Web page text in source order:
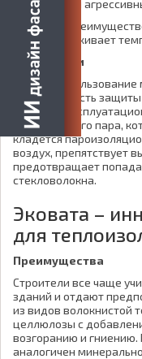
воздействия
Еще одно
типа выдерживает
Недостатки
Однако
необходимость
потеряла
естественного пара,
кладется
воздух, препятствует
предотвращает
стекловолокна.
Эковата –
для
Преимущества
Строители все чаще
зданий и отдают
из видов волокнистой
целлюлозы с
возгоранию и гниению.
аналогичен